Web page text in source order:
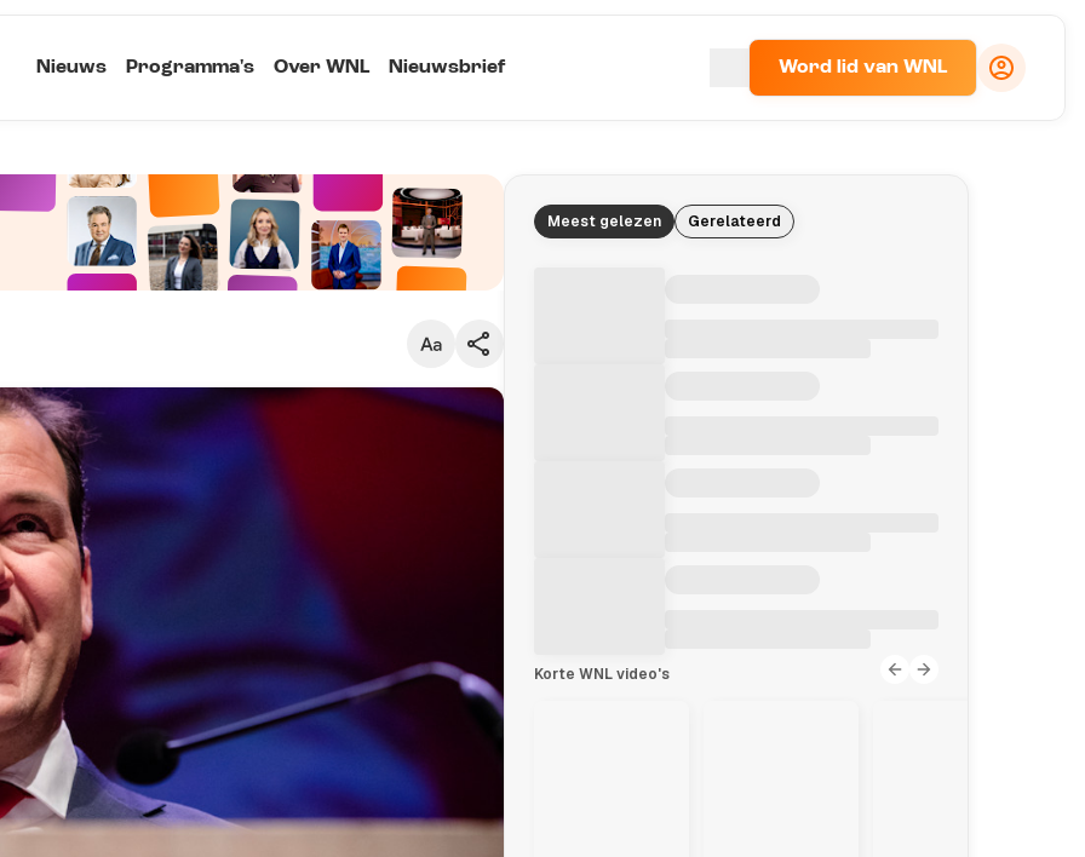
Nieuws Programma's Over WNL Nieuwsbrief Word lid van WNL
Meest gelezen Gerelateerd
Korte WNL video's